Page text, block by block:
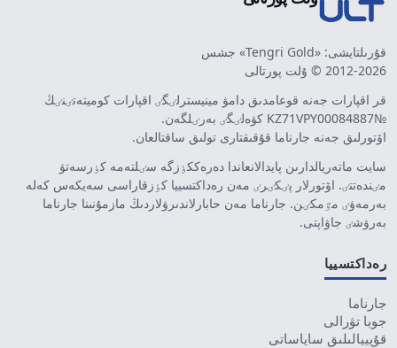
قۇرىلتايشى: «Tengri Gold» جشس
2012-2026 © ۇلت پورتالى
قر اقپارات جەنە قوعامدىق دامۋ مينيسترلٸگٸ اقپارات كوميتەتٸنٸڭ
№KZ71VPY00084887 كۋەلٸگٸ بەرٸلگەن.
اۆتورلىق جەنە جارناما قۇقىقتارى تولىق ساقتالعان.
سايت ماتەريالدارىن پايدالانعاندا دەرەككٶزگە سٸلتەمە كٶرسەتۋ
مٸندەتتٸ. اۆتورلار پٸكٸرٸ مەن رەداكتسييا كٶزقاراسى سەيكەس كەلە
بەرمەۋٸ مٷمكٸن. جارناما مەن حابارلاندىرۋلاردىڭ مازمۇنىنا جارناما
بەرۋشٸ جاۋاپتى.
رەداكتسييا
جارناما
جوبا تۋرالى
قۇپييالىلىق ساياساتى